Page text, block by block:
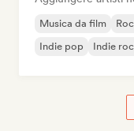
Musica da film
Indie pop
Indie